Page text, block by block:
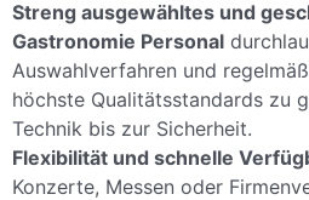
Streng ausgewähltes und
Gastronomie Personal
Auswahlverfahren und
höchste Qualitätsstandards zu
Technik bis zur Sicherheit.
Flexibilität und schnelle
Konzerte, Messen oder